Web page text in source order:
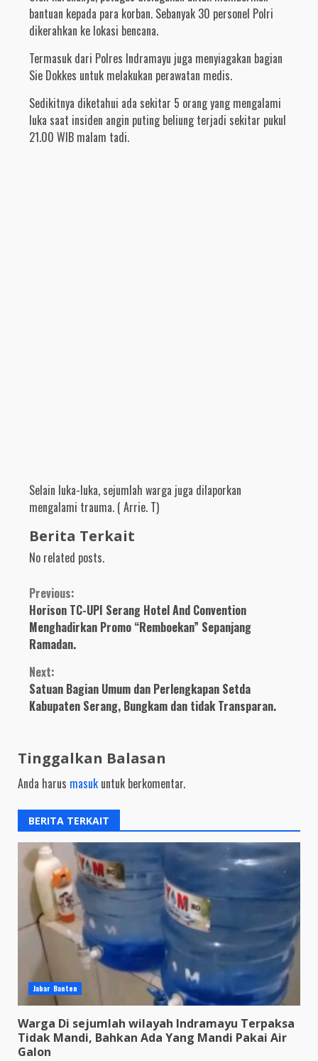
bantuan kepada para korban. Sebanyak 30 personel Polri
dikerahkan ke lokasi bencana.
Termasuk dari Polres Indramayu juga menyiagakan bagian
Sie Dokkes untuk melakukan perawatan medis.
Sedikitnya diketahui ada sekitar 5 orang yang mengalami
luka saat insiden angin puting beliung terjadi sekitar pukul
21.00 WIB malam tadi.
Selain luka-luka, sejumlah warga juga dilaporkan
mengalami trauma. ( Arrie. T)
Berita Terkait
No related posts.
Continue
Reading
Previous:
Horison TC-UPI Serang Hotel And Convention
Menghadirkan Promo “Remboekan” Sepanjang
Ramadan.
Next:
Satuan Bagian Umum dan Perlengkapan Setda
Kabupaten Serang, Bungkam dan tidak Transparan.
Tinggalkan Balasan
Anda harus masuk untuk berkomentar.
BERITA TERKAIT
Jabar Banten
Warga Di sejumlah wilayah Indramayu Terpaksa
Tidak Mandi, Bahkan Ada Yang Mandi Pakai Air
Galon